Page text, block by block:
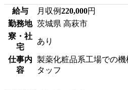
給与 月収例220,000円
勤務地 茨城県 高萩市
寮・社
宅
あり
仕事内
容
製薬化粧品系工場での
タッフ